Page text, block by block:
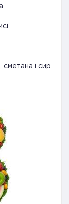
сметана і сир